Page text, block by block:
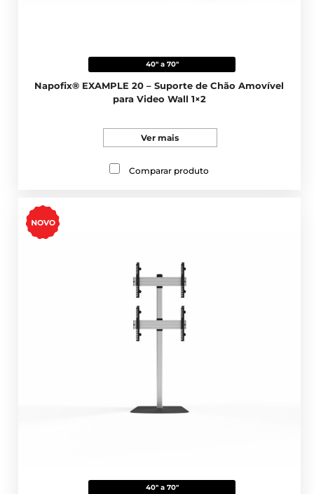
40" a 70"
Napofix® EXAMPLE 20 – Suporte de Chão Amovível
para Video Wall 1×2
Ver mais
Comparar produto
40" a 70"